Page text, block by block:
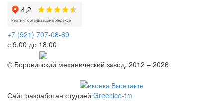
+7 (921) 707-08-69
с 9.00 до 18.00
© Боровичский механический завод, 2012 – 2026
Сайт разработан студией Greenice-tm